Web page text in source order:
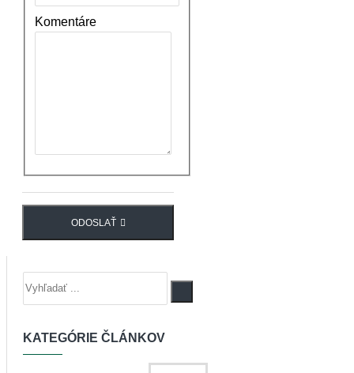
Komentáre
ODOSLAŤ
KATEGÓRIE ČLÁNKOV